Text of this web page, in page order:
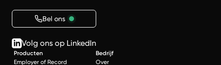
Bel ons
Volg ons op LinkedIn
Producten
Employer of Record
Bedrijf
Over